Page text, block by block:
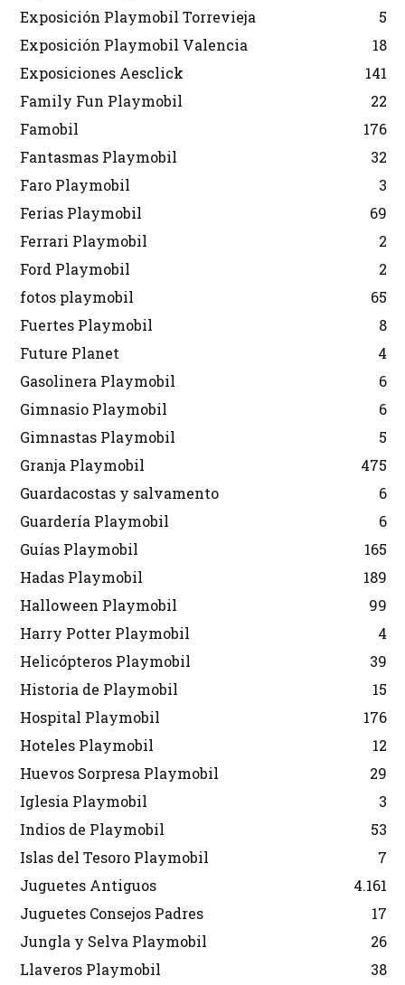
Exposición Playmobil Torrevieja
5
Exposición Playmobil Valencia
18
Exposiciones Aesclick
141
Family Fun Playmobil
22
Famobil
176
Fantasmas Playmobil
32
Faro Playmobil
3
Ferias Playmobil
69
Ferrari Playmobil
2
Ford Playmobil
2
fotos playmobil
65
Fuertes Playmobil
8
Future Planet
4
Gasolinera Playmobil
6
Gimnasio Playmobil
6
Gimnastas Playmobil
5
Granja Playmobil
475
Guardacostas y salvamento
6
Guardería Playmobil
6
Guías Playmobil
165
Hadas Playmobil
189
Halloween Playmobil
99
Harry Potter Playmobil
4
Helicópteros Playmobil
39
Historia de Playmobil
15
Hospital Playmobil
176
Hoteles Playmobil
12
Huevos Sorpresa Playmobil
29
Iglesia Playmobil
3
Indios de Playmobil
53
Islas del Tesoro Playmobil
7
Juguetes Antiguos
4.161
Juguetes Consejos Padres
17
Jungla y Selva Playmobil
26
Llaveros Playmobil
38